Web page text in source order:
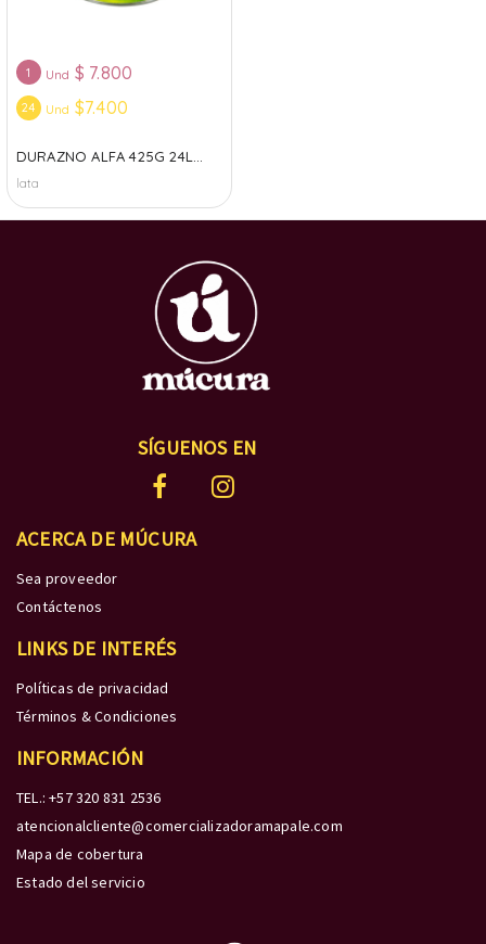
1 Und $ 7.800
24 Und $7.400
DURAZNO ALFA 425G 24L...
lata
SÍGUENOS EN
ACERCA DE MÚCURA
Sea proveedor
Contáctenos
LINKS DE INTERÉS
Políticas de privacidad
Términos & Condiciones
INFORMACIÓN
TEL.: +57 320 831 2536
atencionalcliente@comercializadoramapale.com
Mapa de cobertura
Estado del servicio